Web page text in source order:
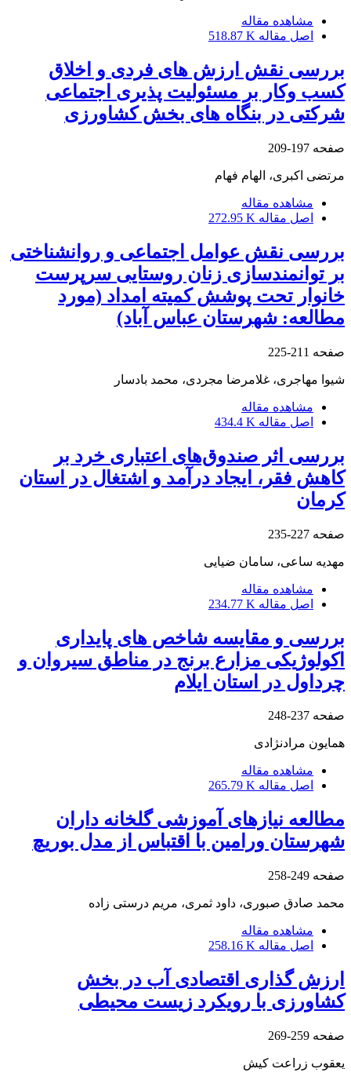
مشاهده مقاله
اصل مقاله 518.87 K
بررسی نقش ارزش های فردی و اخلاق
کسب‌ وکار بر مسئولیت پذیری اجتماعی
شرکتی در بنگاه های بخش کشاورزی
صفحه 197-209
مرتضی اکبری، الهام فهام
مشاهده مقاله
اصل مقاله 272.95 K
بررسی نقش عوامل اجتماعی و روانشناختی
بر توانمندسازی زنان روستایی سرپرست
خانوار تحت پوشش کمیته امداد (مورد
مطالعه: شهرستان عباس آباد)
صفحه 211-225
شیوا مهاجری، غلامرضا مجردی، محمد بادسار
مشاهده مقاله
اصل مقاله 434.4 K
بررسی اثر صندوق‌های اعتباری خرد بر
کاهش فقر، ایجاد درآمد و اشتغال در استان
کرمان
صفحه 227-235
مهدیه ساعی، سامان ضیایی
مشاهده مقاله
اصل مقاله 234.77 K
بررسی و مقایسه شاخص های پایداری
اکولوژیکی مزارع برنج در مناطق سیروان و
چرداول در استان ایلام
صفحه 237-248
همایون مرادنژادی
مشاهده مقاله
اصل مقاله 265.79 K
مطالعه نیازهای آموزشی گلخانه داران
شهرستان ورامین با اقتباس از مدل بوریچ
صفحه 249-258
محمد صادق صبوری، داود ثمری، مریم درستی زاده
مشاهده مقاله
اصل مقاله 258.16 K
ارزش گذاری اقتصادی آب در بخش
کشاورزی با رویکرد زیست محیطی
صفحه 259-269
یعقوب زراعت کیش